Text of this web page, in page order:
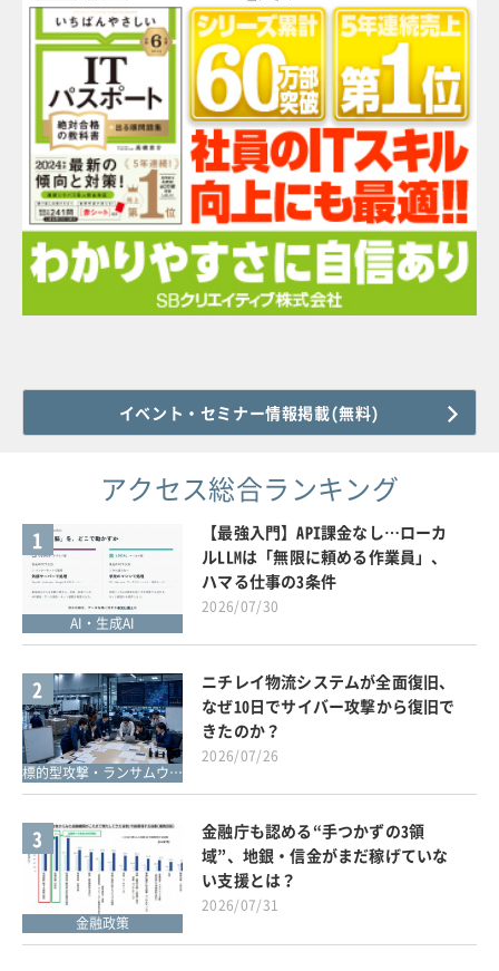
イベント・セミナー情報掲載(無料)
アクセス総合ランキング
1
AI・生成AI
【最強入門】API課金なし…ローカ
ルLLMは「無限に頼める作業員」、
ハマる仕事の3条件
2026/07/30
2
標的型攻撃・ランサムウェア対策
ニチレイ物流システムが全面復旧、
なぜ10日でサイバー攻撃から復旧で
きたのか？
2026/07/26
3
金融政策
金融庁も認める“手つかずの3領
域”、地銀・信金がまだ稼げていな
い支援とは？
2026/07/31